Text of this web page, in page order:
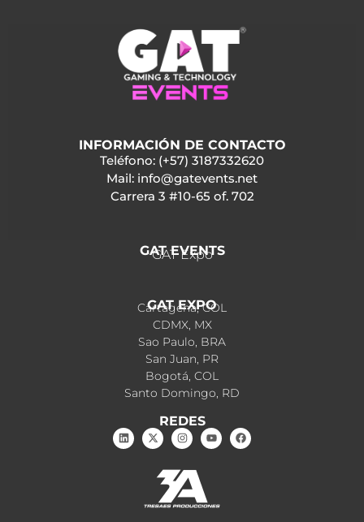
INFORMACIÓN DE CONTACTO
Teléfono: (+57) 3187332620
Mail: info@gatevents.net
Carrera 3 #10-65 of. 702
GAT EVENTS
GAT Expo
GAT EXPO
Cartagena, COL
CDMX, MX
Sao Paulo, BRA
San Juan, PR
Bogotá, COL
Santo Domingo, RD
REDES